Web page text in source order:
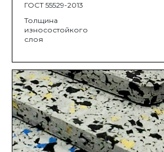
ГОСТ 55529-2013
Толщина
износостойкого
слоя